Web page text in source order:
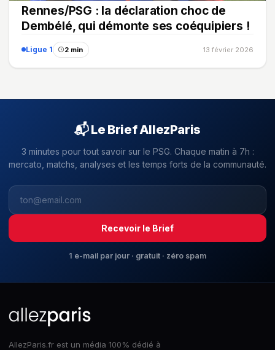
Rennes/PSG : la déclaration choc de
Dembélé, qui démonte ses coéquipiers !
Ligue 1 2 min 13 février 2026
📬 Le Brief AllezParis
3 minutes pour tout savoir sur le PSG. Chaque matin à 7h :
mercato, matchs, analyses et les temps forts de la communauté.
Recevoir le Brief
1 e-mail par jour · gratuit · zéro spam
AllezParis.fr est un média 100% dédié à